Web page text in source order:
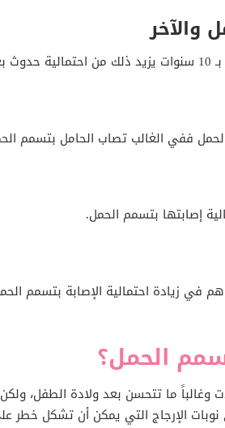
والآخر
ففي الغالب تصاب الحامل بتسمم
في زيادة احتمالية الإصابة بتسمم
الحمل؟
وغالباً ما تتحسن بعد ولادة الطفل،
الإرجاج التي يمكن أن تشكل خطر